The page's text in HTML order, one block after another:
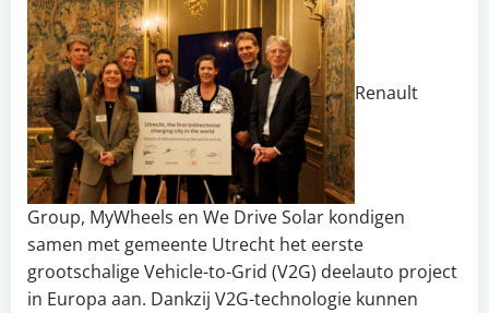
Renault
Group, MyWheels en We Drive Solar kondigen
samen met gemeente Utrecht het eerste
grootschalige Vehicle-to-Grid (V2G) deelauto project
in Europa aan. Dankzij V2G-technologie kunnen